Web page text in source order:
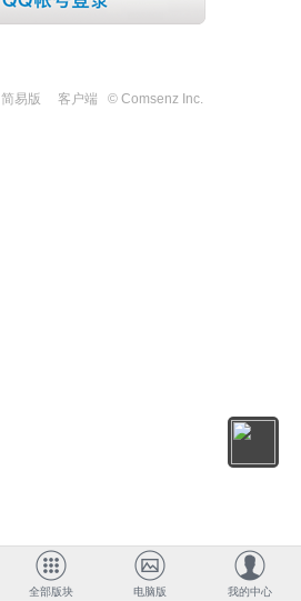
简易版 客户端 © Comsenz Inc.
全部版块 电脑版 我的中心